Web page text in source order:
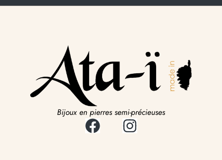
Bijoux en pierres semi-précieuses